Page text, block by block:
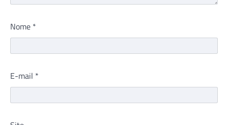
Nome *
E-mail *